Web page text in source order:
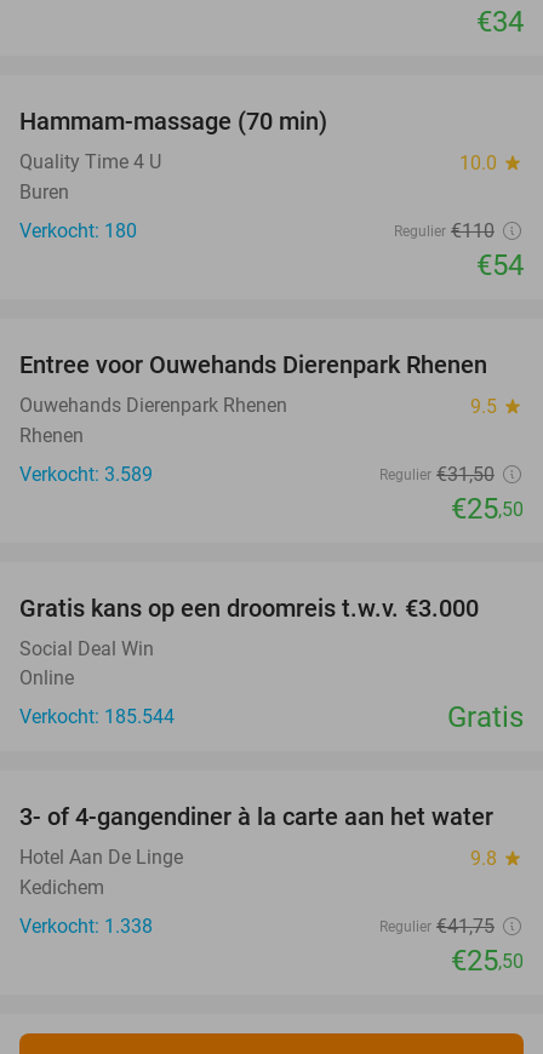
€34
OUT
Hammam-massage (70 min)
Quality Time 4 U 10.0 star
Buren
Verkocht: 180
Regulier €110
€54
19%
Entree voor Ouwehands Dierenpark Rhenen
Ouwehands Dierenpark Rhenen 9.5 star
Rhenen
Verkocht: 3.589
Regulier €31,50
€25,50
Gratis kans op een droomreis t.w.v. €3.000
Social Deal Win
Online
Verkocht: 185.544
Gratis
39%
3- of 4-gangendiner à la carte aan het water
Hotel Aan De Linge 9.8 star
Kedichem
Verkocht: 1.338
Regulier €41,75
€25,50